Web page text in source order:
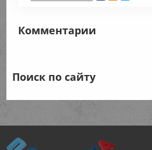
Комментарии
Поиск по сайту